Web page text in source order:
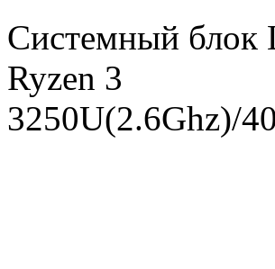
Системный блок
Ryzen 3
3250U(2.6Ghz)/